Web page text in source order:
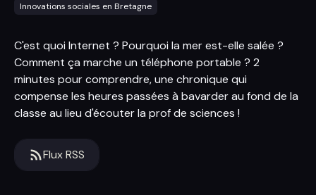
Innovations sociales en Bretagne
C'est quoi Internet ? Pourquoi la mer est-elle salée ?
Comment ça marche un téléphone portable ? 2
minutes pour comprendre, une chronique qui
compense les heures passées à bavarder au fond de la
classe au lieu d'écouter la prof de sciences !
Flux RSS